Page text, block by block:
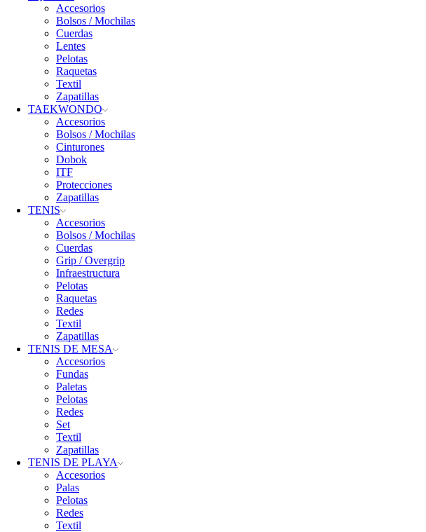
Accesorios
Bolsos / Mochilas
Cuerdas
Lentes
Pelotas
Raquetas
Textil
Zapatillas
TAEKWONDO
Accesorios
Bolsos / Mochilas
Cinturones
Dobok
ITF
Protecciones
Zapatillas
TENIS
Accesorios
Bolsos / Mochilas
Cuerdas
Grip / Overgrip
Infraestructura
Pelotas
Raquetas
Redes
Textil
Zapatillas
TENIS DE MESA
Accesorios
Fundas
Paletas
Pelotas
Redes
Set
Textil
Zapatillas
TENIS DE PLAYA
Accesorios
Palas
Pelotas
Redes
Textil